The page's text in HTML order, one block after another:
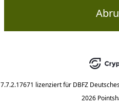
7.7.2.17671 lizenziert für DBFZ
2026